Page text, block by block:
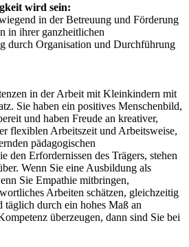
wird sein:
in der Betreuung und Förderung
in ihrer ganzheitlichen
durch Organisation und Durchführung
in der Arbeit mit Kleinkindern mit
Sie haben ein positives Menschenbild,
und haben Freude an kreativer,
flexiblen Arbeitszeit und Arbeitsweise,
pädagogischen
den Erfordernissen des Trägers, stehen
Wenn Sie eine Ausbildung als
Sie Empathie mitbringen,
Arbeiten schätzen, gleichzeitig
täglich durch ein hohes Maß an
überzeugen, dann sind Sie bei